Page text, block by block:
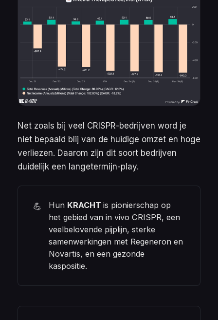
Net zoals bij veel CRISPR-bedrijven word je
niet bepaald blij van de huidige omzet en hoge
verliezen. Daarom zijn dit soort bedrijven
duidelijk een langetermijn-play.
💪 Hun KRACHT is pionierschap op
het gebied vanin vivo CRISPR, een
veelbelovende pijplijn, sterke
samenwerkingen met Regeneron en
Novartis, en een gezonde
kaspositie.